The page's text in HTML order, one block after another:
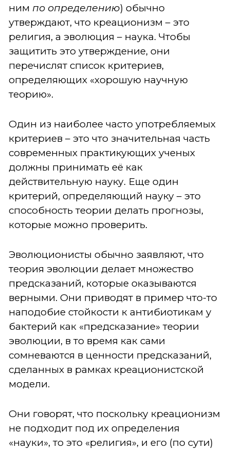
ним по определению) обычно
утверждают, что креационизм – это
религия, а эволюция – наука. Чтобы
защитить это утверждение, они
перечислят список критериев,
определяющих «хорошую научную
теорию».
Один из наиболее часто употребляемых
критериев – это что значительная часть
современных практикующих ученых
должны принимать её как
действительную науку. Еще один
критерий, определяющий науку – это
способность теории делать прогнозы,
которые можно проверить.
Эволюционисты обычно заявляют, что
теория эволюции делает множество
предсказаний, которые оказываются
верными. Они приводят в пример что-то
наподобие стойкости к антибиотикам у
бактерий как «предсказание» теории
эволюции, в то время как сами
сомневаются в ценности предсказаний,
сделанных в рамках креационистской
модели.
Они говорят, что поскольку креационизм
не подходит под их определения
«науки», то это «религия», и его (по сути)